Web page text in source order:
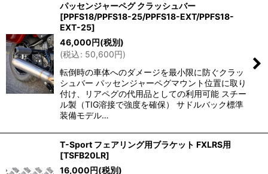
パッセンジャーペグ クラッシュバー
[PPFS18/PPFS18-25/PPFS18-EXT/PPFS18-
EXT-25]
46,000円(税別)
(税込: 50,600円)
転倒時の車体へのダメージを最小限に防ぐクラッ
シュバー パッセンジャーペグマウント位置に取り
付け、リアペグの代用品としての利用可能 スチー
ル製（TIG溶接で強度を確保） サドルバック標準
装備モデル…
T-Sport フェアリング用ブラケット FXLRS用
[TSFB20LR]
16,000円(税別)